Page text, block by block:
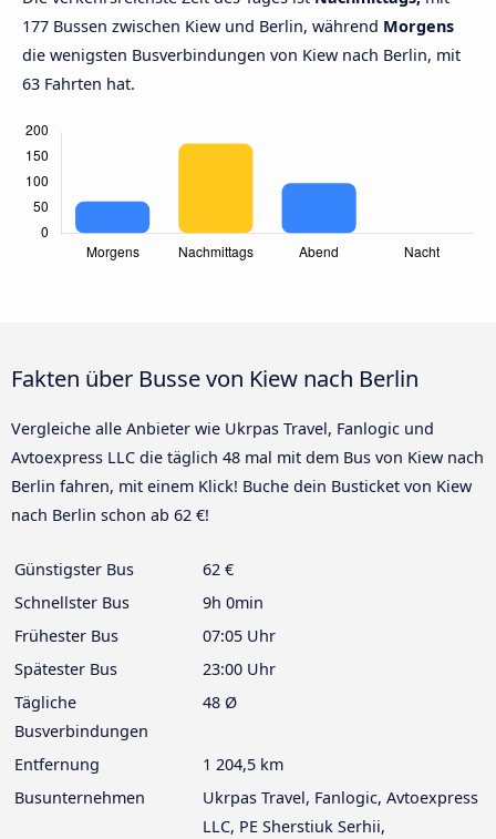
177 Bussen zwischen Kiew und Berlin, während Morgens
die wenigsten Busverbindungen von Kiew nach Berlin, mit
63 Fahrten hat.
Fakten über Busse von Kiew nach Berlin
Vergleiche alle Anbieter wie Ukrpas Travel, Fanlogic und
Avtoexpress LLC die täglich 48 mal mit dem Bus von Kiew nach
Berlin fahren, mit einem Klick! Buche dein Busticket von Kiew
nach Berlin schon ab 62 €!
Günstigster Bus
62 €
Schnellster Bus
9h 0min
Frühester Bus
07:05 Uhr
Spätester Bus
23:00 Uhr
Tägliche
Busverbindungen
48 Ø
Entfernung
1 204,5 km
Busunternehmen
Ukrpas Travel, Fanlogic, Avtoexpress
LLC, PE Sherstiuk Serhii,